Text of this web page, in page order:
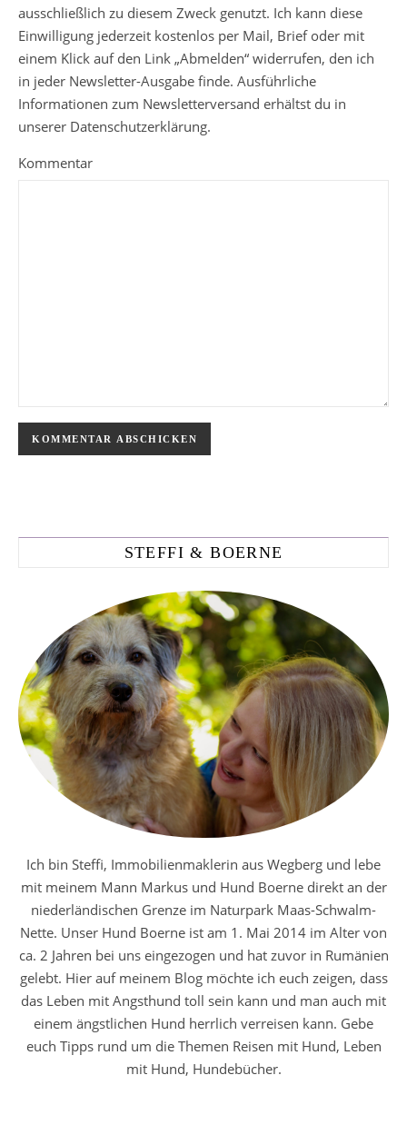
ausschließlich zu diesem Zweck genutzt. Ich kann diese
Einwilligung jederzeit kostenlos per Mail, Brief oder mit
einem Klick auf den Link „Abmelden“ widerrufen, den ich
in jeder Newsletter-Ausgabe finde. Ausführliche
Informationen zum Newsletterversand erhältst du in
unserer Datenschutzerklärung.
Kommentar
STEFFI & BOERNE
Ich bin Steffi, Immobilienmaklerin aus Wegberg und lebe
mit meinem Mann Markus und Hund Boerne direkt an der
niederländischen Grenze im Naturpark Maas-Schwalm-
Nette. Unser Hund Boerne ist am 1. Mai 2014 im Alter von
ca. 2 Jahren bei uns eingezogen und hat zuvor in Rumänien
gelebt. Hier auf meinem Blog möchte ich euch zeigen, dass
das Leben mit Angsthund toll sein kann und man auch mit
einem ängstlichen Hund herrlich verreisen kann. Gebe
euch Tipps rund um die Themen Reisen mit Hund, Leben
mit Hund, Hundebücher.